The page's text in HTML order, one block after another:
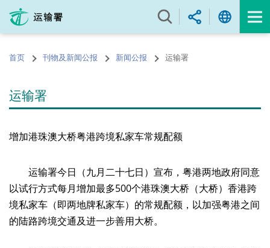
内
的首页 刊物及新闻公报 新闻公报 运输署
运输署
增加港珠澳大桥粤港跨境私家车常规配额
运输署今日（九月二十七日）宣布，粤港两地政府同意
以试行方式每月增加最多500个港珠澳大桥（大桥）香港跨
境私家车（即两地牌私家车）的常规配额，以加强粤港之间
的陆路跨境交通及进一步善用大桥。